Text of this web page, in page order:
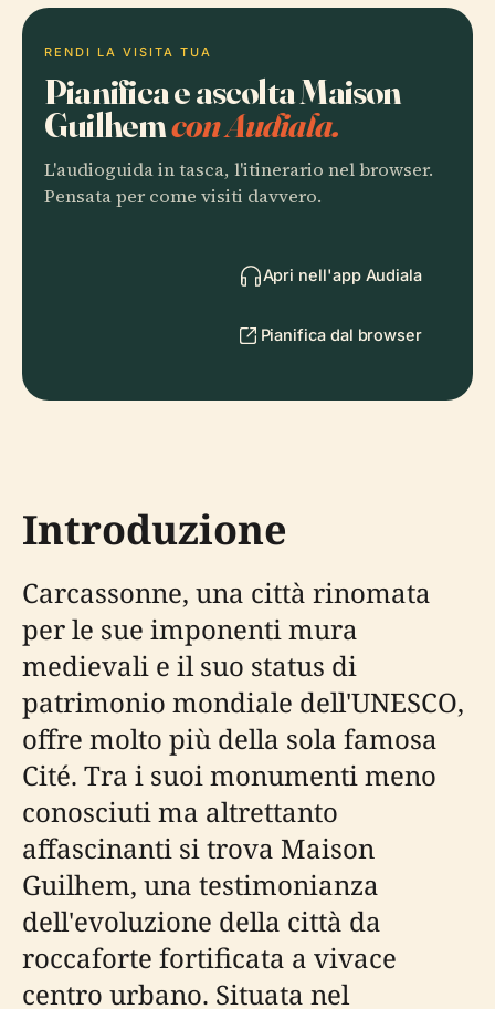
RENDI LA VISITA TUA
Pianifica e ascolta Maison
Guilhemcon Audiala.
L'audioguida in tasca, l'itinerario nel browser.
Pensata per come visiti davvero.
Apri nell'app Audiala
Pianifica dal browser
Introduzione
Carcassonne, una città rinomata
per le sue imponenti mura
medievali e il suo status di
patrimonio mondiale dell'UNESCO,
offre molto più della sola famosa
Cité. Tra i suoi monumenti meno
conosciuti ma altrettanto
affascinanti si trova Maison
Guilhem, una testimonianza
dell'evoluzione della città da
roccaforte fortificata a vivace
centro urbano. Situata nel